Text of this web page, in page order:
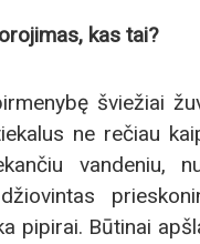
kas tai?
šviežiai
ne rečiau
vandeniu,
pipirai. Būtinai